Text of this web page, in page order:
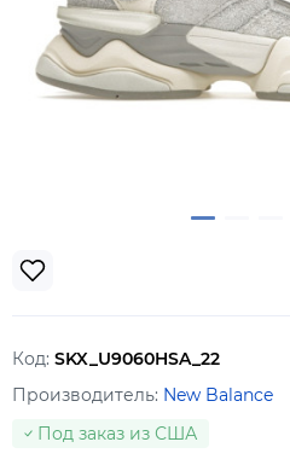
Код: SKX_U9060HSA_22
Производитель: New Balance
Под заказ из США